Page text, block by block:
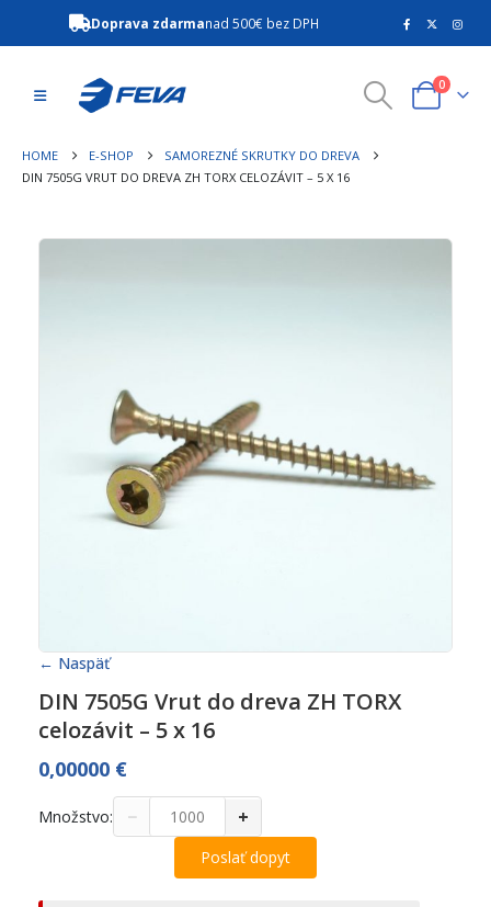
Doprava zdarmanad 500€ bez DPH
0
HOME E-SHOP
SAMOREZNÉ SKRUTKY DO DREVA
DIN 7505G VRUT DO DREVA ZH TORX CELOZÁVIT – 5 X 16
← Naspäť
DIN 7505G Vrut do dreva ZH TORX
celozávit – 5 x 16
0,00000 €
Množstvo: − +
Poslať dopyt